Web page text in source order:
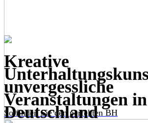
So finden Sie den perfekten BH
Kreative
unvergessliche
Veranstaltungen in
Deutschland